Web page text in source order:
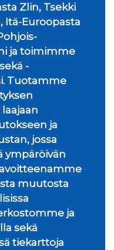
Zlin, Tsekki
Itä-Euroopasta
ja toimimme
-
Tuotamme
ja
jossa
ympäröivän
muutosta
ja
sekä
tiekarttoja